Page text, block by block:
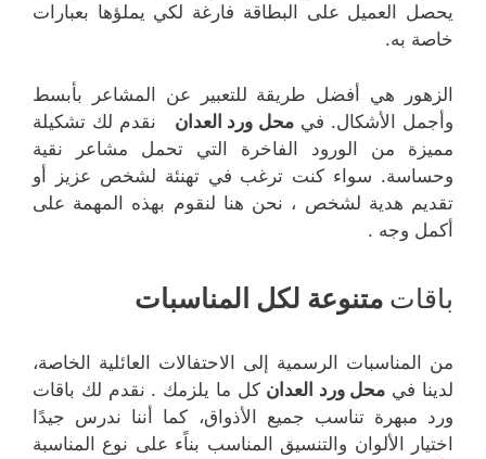
يحصل العميل على البطاقة فارغة لكي يملؤها بعبارات
خاصة به.
الزهور هي أفضل طريقة للتعبير عن المشاعر بأبسط
وأجمل الأشكال. في محل ورد العدان
نقدم لك تشكيلة
مميزة من الورود الفاخرة التي تحمل مشاعر نقية
وحساسة. سواء كنت ترغب في تهنئة لشخص عزيز أو
تقديم هدية لشخص ، نحن هنا لنقوم بهذه المهمة على
أكمل وجه .
باقات متنوعة لكل المناسبات
من المناسبات الرسمية إلى الاحتفالات العائلية الخاصة،
لدينا في محل ورد العدانكل ما يلزمك . نقدم لك باقات
ورد مبهرة تناسب جميع الأذواق، كما أننا ندرس جيدًا
اختيار الألوان والتنسيق المناسب بناًء على نوع المناسبة